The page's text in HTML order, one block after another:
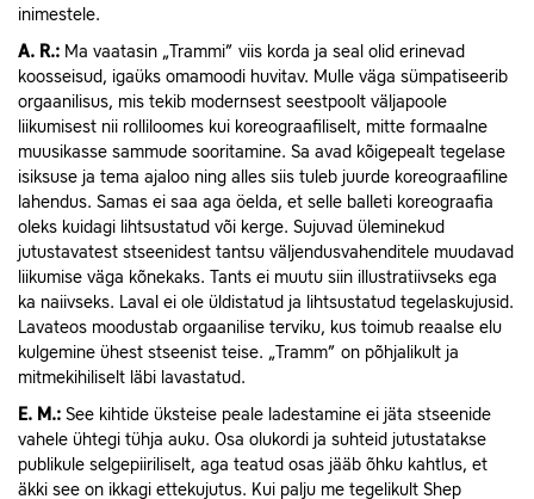
inimestele.
A. R.: Ma vaatasin „Trammi” viis korda ja seal olid erinevad
koosseisud, igaüks omamoodi huvitav. Mulle väga sümpatiseerib
orgaanilisus, mis tekib modernsest seestpoolt väljapoole
liikumisest nii rolliloomes kui koreograafiliselt, mitte formaalne
muusikasse sammude sooritamine. Sa avad kõigepealt tegelase
isiksuse ja tema ajaloo ning alles siis tuleb juurde koreograafiline
lahendus. Samas ei saa aga öelda, et selle balleti koreograafia
oleks kuidagi lihtsustatud või kerge. Sujuvad üleminekud
jutustavatest stseenidest tantsu väljendusvahenditele muudavad
liikumise väga kõnekaks. Tants ei muutu siin illustratiivseks ega
ka naiivseks. Laval ei ole üldistatud ja lihtsustatud tegelaskujusid.
Lavateos moodustab orgaanilise terviku, kus toimub reaalse elu
kulgemine ühest stseenist teise. „Tramm” on põhjalikult ja
mitmekihiliselt läbi lavastatud.
E. M.: See kihtide üksteise peale ladestamine ei jäta stseenide
vahele ühtegi tühja auku. Osa olukordi ja suhteid jutustatakse
publikule selgepiiriliselt, aga teatud osas jääb õhku kahtlus, et
äkki see on ikkagi ettekujutus. Kui palju me tegelikult Shep